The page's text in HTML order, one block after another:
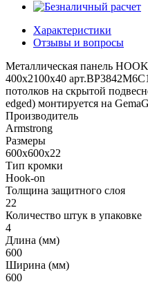
Характеристики
Отзывы и вопросы
Металлическая панель
400x2100x40
потолков на скрытой
edged) монтируется на
Производитель
Armstrong
Размеры
600x600x22
Тип кромки
Hook-on
Толщина защитного слоя
22
Количество штук в упаковке
4
Длина (мм)
600
Ширина (мм)
600